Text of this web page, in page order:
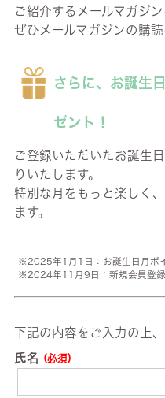
ご紹介するメールマガジ
ぜひメールマガジンの購
さらに、お誕生
ゼント！
ご登録いただいたお誕生
りいたします。
特別な月をもっと楽しく
ます。
2025年1月1日：お誕生日月ポ
2024年11月9日：新規会員登録
下記の内容をご入力の上
氏名